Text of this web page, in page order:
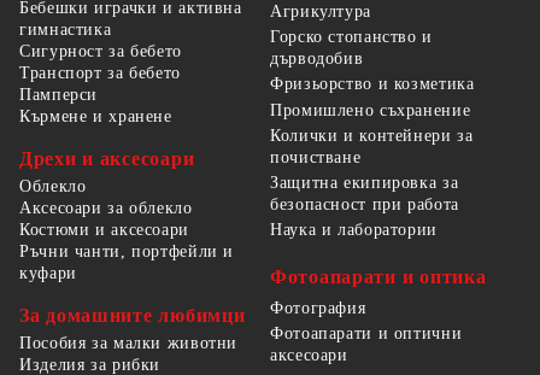
Бебешки играчки и активна
гимнастика
Сигурност за бебето
Транспорт за бебето
Памперси
Кърмене и хранене
Дрехи и аксесоари
Облекло
Аксесоари за облекло
Костюми и аксесоари
Ръчни чанти, портфейли и
куфари
За домашните любимци
Пособия за малки животни
Изделия за рибки
Агрикултура
Горско стопанство и
дърводобив
Фризьорство и козметика
Промишлено съхранение
Колички и контейнери за
почистване
Защитна екипировка за
безопасност при работа
Наука и лаборатории
Фотоапарати и оптика
Фотография
Фотоапарати и оптични
аксесоари